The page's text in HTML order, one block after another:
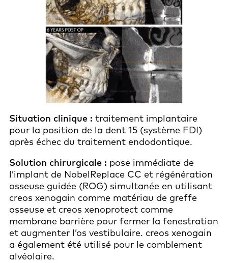
Situation clinique : traitement implantaire
pour la position de la dent 15 (système FDI)
après échec du traitement endodontique.
Solution chirurgicale : pose immédiate de
l’implant de NobelReplace CC et régénération
osseuse guidée (ROG) simultanée en utilisant
creos xenogain comme matériau de greffe
osseuse et creos xenoprotect comme
membrane barrière pour fermer la fenestration
et augmenter l’os vestibulaire. creos xenogain
a également été utilisé pour le comblement
alvéolaire.